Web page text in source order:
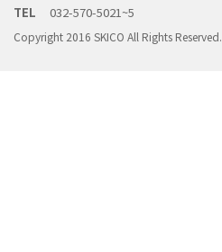
TEL 032-570-5021~5
Copyright 2016 SKICO All Rights Reserved.